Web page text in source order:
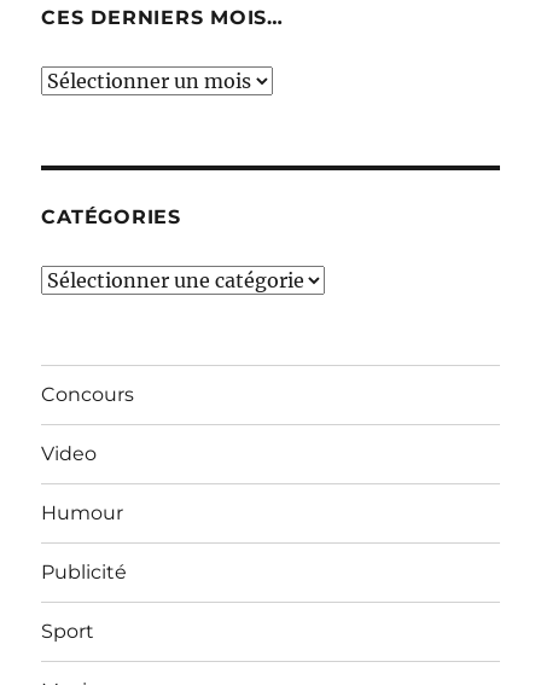
CES DERNIERS MOIS…
Ces
CATÉGORIES
Catégories
Concours
Video
Humour
Publicité
Sport